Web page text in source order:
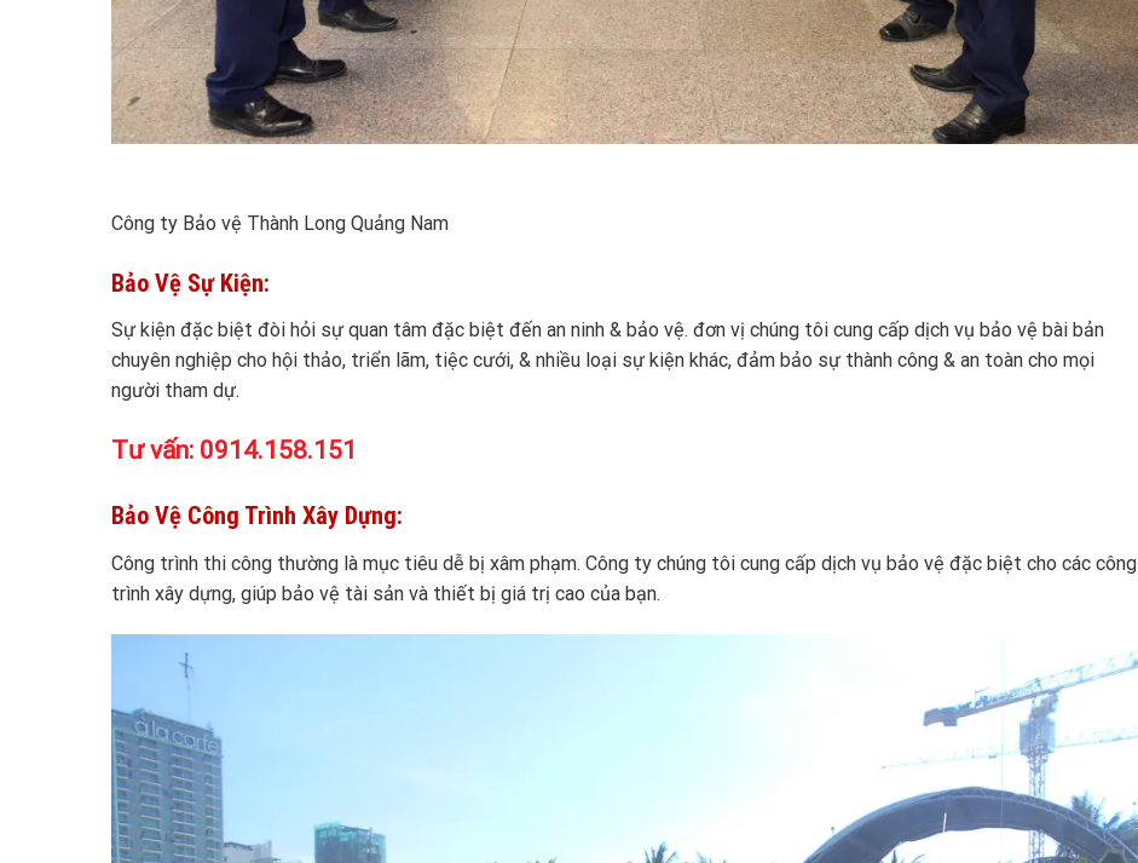
Công ty Bảo vệ Thành Long Quảng Nam
Bảo Vệ Sự Kiện:
Sự kiện đặc biệt đòi hỏi sự quan tâm đặc biệt đến an ninh & bảo vệ. đơn vị chúng tôi cung cấp dịch vụ bảo vệ bài bản
chuyên nghiệp cho hội thảo, triển lãm, tiệc cưới, & nhiều loại sự kiện khác, đảm bảo sự thành công & an toàn cho mọi
người tham dự.
Tư vấn: 0914.158.151
Bảo Vệ Công Trình Xây Dựng:
Công trình thi công thường là mục tiêu dễ bị xâm phạm. Công ty chúng tôi cung cấp dịch vụ bảo vệ đặc biệt cho các công
trình xây dựng, giúp bảo vệ tài sản và thiết bị giá trị cao của bạn.